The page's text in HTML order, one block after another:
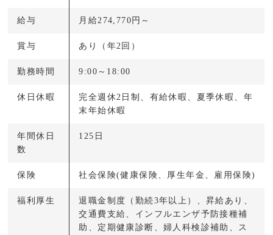
給与 月給274,770円～
賞与 あり（年2回）
勤務時間 9:00～18:00
休日休暇
完全週休2日制、有給休暇、夏季休暇、年
末年始休暇
年間休日
数
125日
保険 社会保険(健康保険、厚生年金、雇用保険)
福利厚生
退職金制度（勤続3年以上）、昇給あり、
交通費支給、インフルエンザ予防接種補
助、定期健康診断、婦人科検診補助、ス